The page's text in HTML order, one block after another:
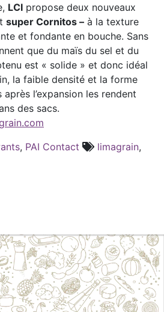
LCI propose deux nouveaux
super Cornitos – à la texture
et fondante en bouche. Sans
que du maïs du sel et du
est « solide » et donc idéal
la faible densité et la forme
l’expansion les rendent
des sacs.
, PAI Contact limagrain,